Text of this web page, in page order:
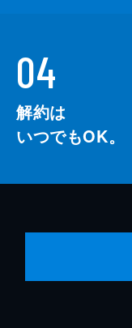
04
解約は
いつでもOK。